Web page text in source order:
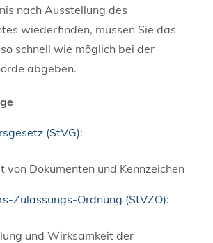
nach Ausstellung des
wiederfinden, müssen Sie das
schnell wie möglich bei der
abgeben.
(StVG):
von Dokumenten und Kennzeichen
Zulassungs-Ordnung (StVZO):
und Wirksamkeit der